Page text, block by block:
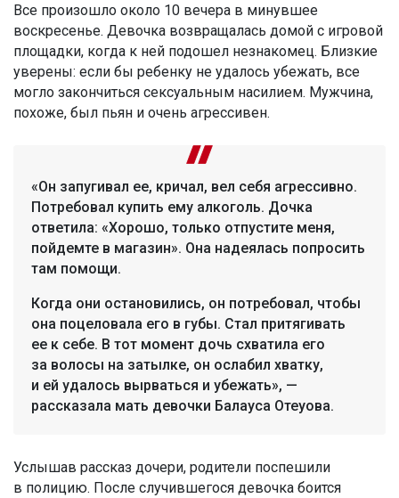
Все произошло около 10 вечера в минувшее
воскресенье. Девочка возвращалась домой с игровой
площадки, когда к ней подошел незнакомец. Близкие
уверены: если бы ребенку не удалось убежать, все
могло закончиться сексуальным насилием. Мужчина,
похоже, был пьян и очень агрессивен.
«Он запугивал ее, кричал, вел себя агрессивно.
Потребовал купить ему алкоголь. Дочка
ответила: «Хорошо, только отпустите меня,
пойдемте в магазин». Она надеялась попросить
там помощи.
Когда они остановились, он потребовал, чтобы
она поцеловала его в губы. Стал притягивать
ее к себе. В тот момент дочь схватила его
за волосы на затылке, он ослабил хватку,
и ей удалось вырваться и убежать», —
рассказала мать девочки Балауса Отеуова.
Услышав рассказ дочери, родители поспешили
в полицию. После случившегося девочка боится